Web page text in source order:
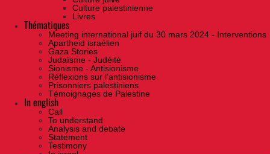
Culture palestinienne
Livres
Thématiques
Meeting international juif du 30 mars 2024 - Interventions
Apartheid israélien
Gaza Stories
Judaïsme - Judéité
Sionisme - Antisionisme
Réflexions sur l’antisionisme
Prisonniers palestiniens
Témoignages de Palestine
In english
Call
To understand
Analysis and debate
Statement
Testimony